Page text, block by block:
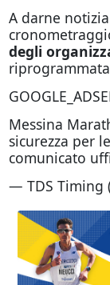
A darne
degli
Messina
sicurezza per
comunicato
— TDS Timing